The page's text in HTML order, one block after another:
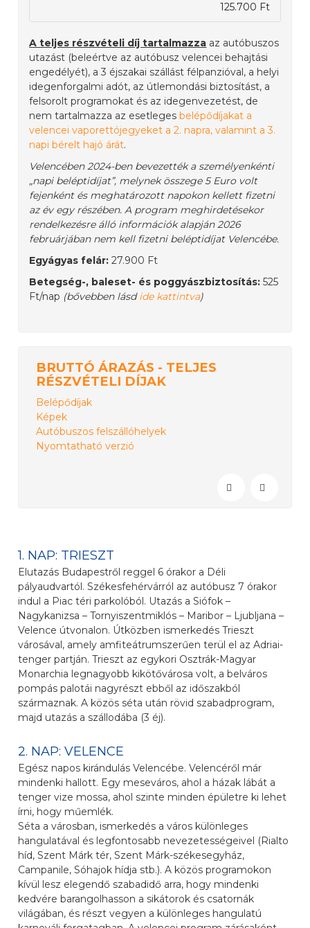
125.700 Ft
A teljes részvételi díj tartalmazza az autóbuszos
utazást (beleértve az autóbusz velencei behajtási
engedélyét), a 3 éjszakai szállást félpanzióval, a helyi
idegenforgalmi adót, az útlemondási biztosítást, a
felsorolt programokat és az idegenvezetést, de
nem tartalmazza az esetlegesbelépődíjakat a
velencei vaporettójegyeket a 2. napra, valamint a 3.
napi bérelt hajó árát.
Velencében 2024-ben bevezették a személyenkénti
„napi beléptidíjat”, melynek összege 5 Euro volt
fejenként és meghatározott napokon kellett fizetni
az év egy részében. A program meghirdetésekor
rendelkezésre álló információk alapján 2026
februárjában nem kell fizetni beléptidíjat Velencébe.
Egyágyas felár: 27.900 Ft
Betegség-, baleset- és poggyászbiztosítás: 525
Ft/nap (bővebben lásdide kattintva)
BRUTTÓ ÁRAZÁS - TELJES
RÉSZVÉTELI DÍJAK
Belépődíjak
Képek
Autóbuszos felszállóhelyek
Nyomtatható verzió
1. NAP: TRIESZT
Elutazás Budapestről reggel 6 órakor a Déli
pályaudvartól. Székesfehérvárról az autóbusz 7 órakor
indul a Piac téri parkolóból. Utazás a Siófok –
Nagykanizsa – Tornyiszentmiklós – Maribor – Ljubljana –
Velence útvonalon. Útközben ismerkedés Trieszt
városával, amely amfiteátrumszerűen terül el az Adriai-
tenger partján. Trieszt az egykori Osztrák-Magyar
Monarchia legnagyobb kikötővárosa volt, a belváros
pompás palotái nagyrészt ebből az időszakból
származnak. A közös séta után rövid szabadprogram,
majd utazás a szállodába (3 éj).
2. NAP: VELENCE
Egész napos kirándulás Velencébe. Velencéről már
mindenki hallott. Egy meseváros, ahol a házak lábát a
tenger vize mossa, ahol szinte minden épületre ki lehet
írni, hogy műemlék.
Séta a városban, ismerkedés a város különleges
hangulatával és legfontosabb nevezetességeivel (Rialto
híd, Szent Márk tér, Szent Márk-székesegyház,
Campanile, Sóhajok hídja stb.). A közös programokon
kívül lesz elegendő szabadidő arra, hogy mindenki
kedvére barangolhasson a sikátorok és csatornák
világában, és részt vegyen a különleges hangulatú